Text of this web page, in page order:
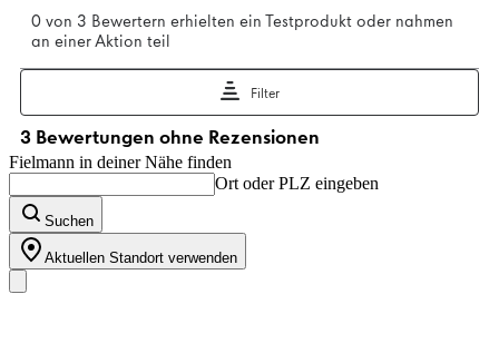
Fielmann in deiner Nähe finden
Ort oder PLZ eingeben
Suchen
Aktuellen Standort verwenden